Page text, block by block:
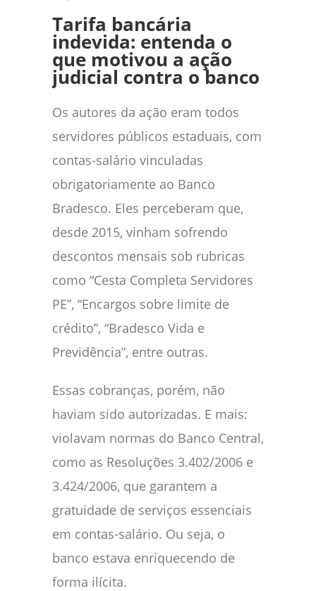
Tarifa bancária
indevida: entenda o
que motivou a ação
judicial contra o banco
Os autores da ação eram todos
servidores públicos estaduais, com
contas-salário vinculadas
obrigatoriamente ao Banco
Bradesco. Eles perceberam que,
desde 2015, vinham sofrendo
descontos mensais sob rubricas
como “Cesta Completa Servidores
PE”, “Encargos sobre limite de
crédito”, “Bradesco Vida e
Previdência”, entre outras.
Essas cobranças, porém, não
haviam sido autorizadas. E mais:
violavam normas do Banco Central,
como as Resoluções 3.402/2006 e
3.424/2006, que garantem a
gratuidade de serviços essenciais
em contas-salário. Ou seja, o
banco estava enriquecendo de
forma ilícita.